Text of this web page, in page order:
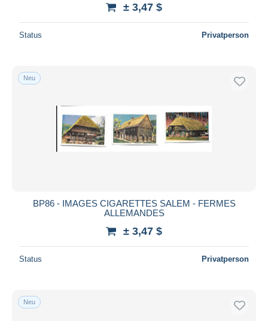
± 3,47 $
Status Privatperson
Neu
BP86 - IMAGES CIGARETTES SALEM - FERMES
ALLEMANDES
± 3,47 $
Status Privatperson
Neu